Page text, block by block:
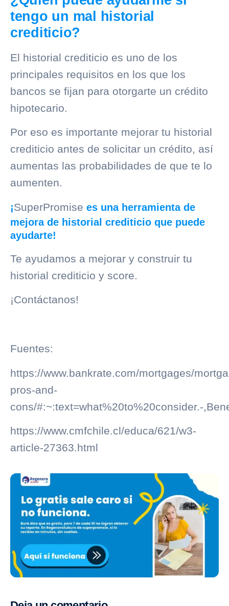
tengo un mal historial
crediticio?
El historial crediticio es uno de los
principales requisitos en los que los
bancos se fijan para otorgarte un crédito
hipotecario.
Por eso es importante mejorar tu historial
crediticio antes de solicitar un crédito, así
aumentas las probabilidades de que te lo
aumenten.
¡SuperPromise es una herramienta de
mejora de historial crediticio que puede
ayudarte!
Te ayudamos a mejorar y construir tu
historial crediticio y score.
¡Contáctanos!
Fuentes:
https://www.bankrate.com/mortgages/
pros-and-
cons/#:~:text=what%20to%20consider.-
https://www.cmfchile.cl/educa/621/w3-
article-27363.html